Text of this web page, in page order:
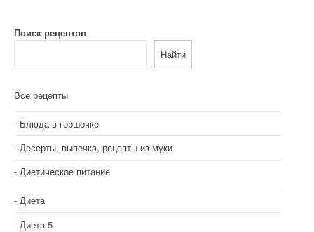
Поиск рецептов
Найти
Все рецепты
Блюда в горшочке
Десерты, выпечка, рецепты из муки
Диетическое питание
Диета
Диета 5